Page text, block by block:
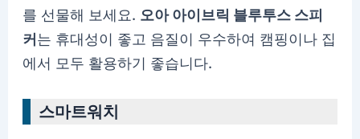
를 선물해 보세요. 오아 아이브릭 블루투스 스피
커는 휴대성이 좋고 음질이 우수하여 캠핑이나 집
에서 모두 활용하기 좋습니다.
스마트워치